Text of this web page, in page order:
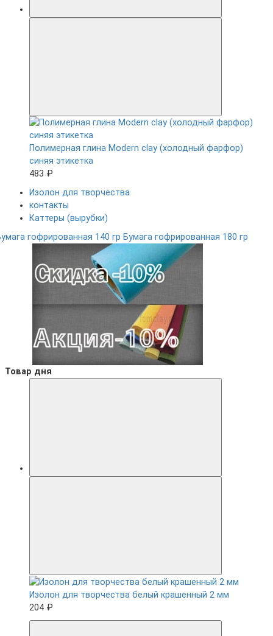
Полимерная глина Modern clay (холодный фарфор)
синяя этикетка
483 ₽
Изолон для творчества
контакты
Каттеры (вырубки)
гофрированная 140 гр Бумага гофрированная 180 гр
Товар дня
Изолон для творчества белый крашенный 2 мм
204 ₽